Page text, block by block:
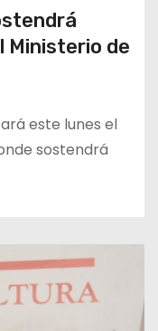
Ministerio de
este lunes el
sostendrá